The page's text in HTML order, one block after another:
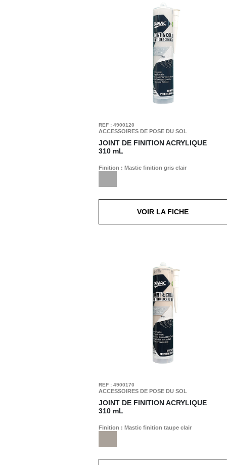
REF : 4900120
ACCESSOIRES DE POSE DU SOL
JOINT DE FINITION ACRYLIQUE
310 mL
Finition : Mastic finition gris clair
VOIR LA FICHE
REF : 4900170
ACCESSOIRES DE POSE DU SOL
JOINT DE FINITION ACRYLIQUE
310 mL
Finition : Mastic finition taupe clair